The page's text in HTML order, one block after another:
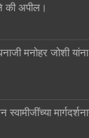
की अपील।
मनोहर जोशी यांना